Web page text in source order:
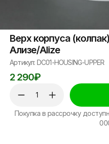
Верх корпуса
Ализе/Alize
Артикул: DC01-HOUSING-UPPER
2 290₽
Покупка в рассрочку